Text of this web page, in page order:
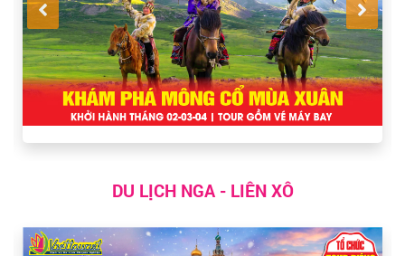
DU LỊCH NGA - LIÊN XÔ